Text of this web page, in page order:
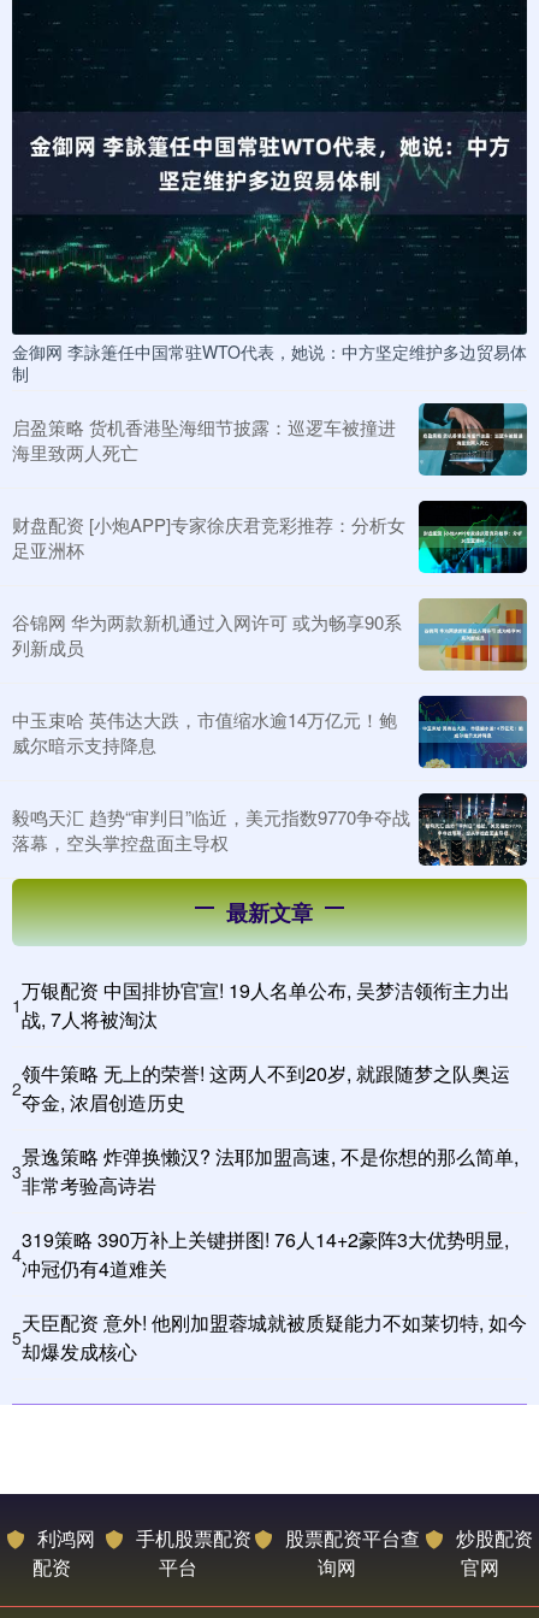
金御网 李詠箑任中国常驻WTO代表，她说：中方坚定维护多边贸易体
制
启盈策略 货机香港坠海细节披露：巡逻车被撞进
海里致两人死亡
财盘配资 [小炮APP]专家徐庆君竞彩推荐：分析女
足亚洲杯
谷锦网 华为两款新机通过入网许可 或为畅享90系
列新成员
中玉束哈 英伟达大跌，市值缩水逾14万亿元！鲍
威尔暗示支持降息
毅鸣天汇 趋势“审判日”临近，美元指数9770争夺战
落幕，空头掌控盘面主导权
最新文章
1
万银配资 中国排协官宣! 19人名单公布, 吴梦洁领衔主力出
战, 7人将被淘汰
2
领牛策略 无上的荣誉! 这两人不到20岁, 就跟随梦之队奥运
夺金, 浓眉创造历史
3
景逸策略 炸弹换懒汉? 法耶加盟高速, 不是你想的那么简单,
非常考验高诗岩
4
319策略 390万补上关键拼图! 76人14+2豪阵3大优势明显,
冲冠仍有4道难关
5
天臣配资 意外! 他刚加盟蓉城就被质疑能力不如莱切特, 如今
却爆发成核心
利鸿网
配资
手机股票配资
平台
股票配资平台查
询网
炒股配资
官网